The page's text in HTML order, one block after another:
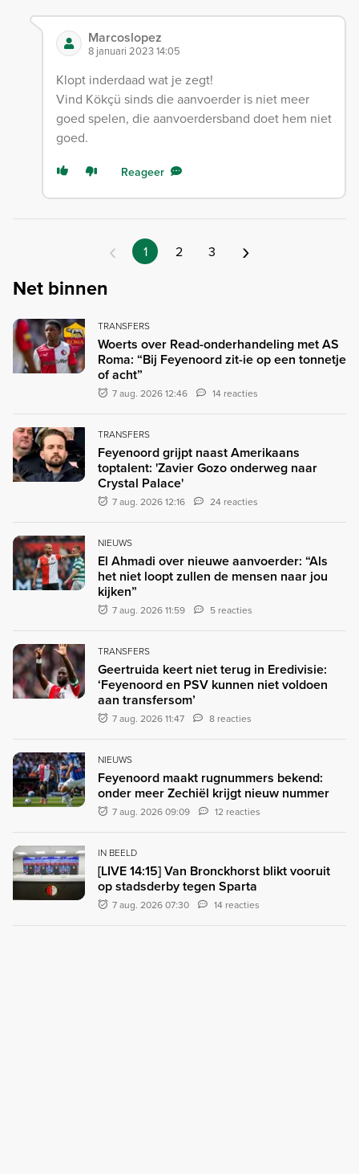
Marcoslopez
8 januari 2023 14:05
Klopt inderdaad wat je zegt!
Vind Kökçü sinds die aanvoerder is niet meer
goed spelen, die aanvoerdersband doet hem niet
goed.
Reageer
‹ 1 2 3 ›
Net binnen
TRANSFERS
Woerts over Read-onderhandeling met AS
Roma: “Bij Feyenoord zit-ie op een tonnetje
of acht”
7 aug. 2026 12:46 14 reacties
TRANSFERS
Feyenoord grijpt naast Amerikaans
toptalent: 'Zavier Gozo onderweg naar
Crystal Palace'
7 aug. 2026 12:16 24 reacties
NIEUWS
El Ahmadi over nieuwe aanvoerder: “Als
het niet loopt zullen de mensen naar jou
kijken”
7 aug. 2026 11:59 5 reacties
TRANSFERS
Geertruida keert niet terug in Eredivisie:
‘Feyenoord en PSV kunnen niet voldoen
aan transfersom’
7 aug. 2026 11:47 8 reacties
NIEUWS
Feyenoord maakt rugnummers bekend:
onder meer Zechiël krijgt nieuw nummer
7 aug. 2026 09:09 12 reacties
IN BEELD
[LIVE 14:15] Van Bronckhorst blikt vooruit
op stadsderby tegen Sparta
7 aug. 2026 07:30 14 reacties